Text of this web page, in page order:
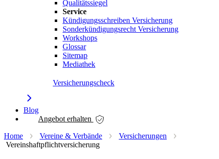
Qualitätssiegel
Service
Kündigungsschreiben Versicherung
Sonderkündigungsrecht Versicherung
Workshops
Glossar
Sitemap
Mediathek
Versicherungscheck
Blog
Angebot erhalten
Home Vereine & Verbände
Versicherungen
Vereinshaftpflichtversicherung